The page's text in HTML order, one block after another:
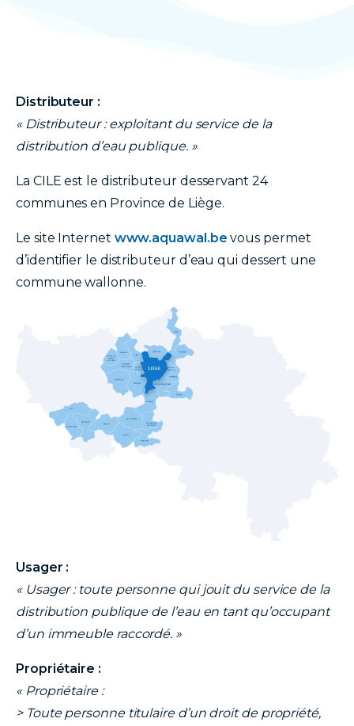
Distributeur :
« Distributeur : exploitant du service de la
distribution d’eau publique. »
La CILE est le distributeur desservant 24
communes en Province de Liège.
Le site Internet www.aquawal.be vous permet
d’identifier le distributeur d’eau qui dessert une
commune wallonne.
Usager :
« Usager : toute personne qui jouit du service de la
distribution publique de l’eau en tant qu’occupant
d’un immeuble raccordé. »
Propriétaire :
« Propriétaire :
> Toute personne titulaire d’un droit de propriété,